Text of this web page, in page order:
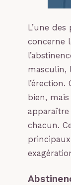
L’une
concerne
masculin,
l’érection.
bien,
chacun.